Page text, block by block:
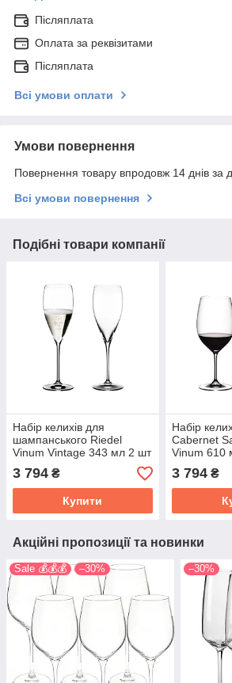
Післяплата
Оплата за реквізитами
Післяплата
Всі умови оплати
Умови повернення
Повернення товару впродовж 14 днів за
Всі умови повернення
Подібні товари компанії
Набір келихів для
шампанського Riedel
Vinum Vintage 343 мл 2 шт
6416/28
3 794 ₴
Купити
Набір
Cabernet
Vinum 610
3 794₴
Акційні пропозиції та новинки
Sale 💰💰💰 –30% –30%